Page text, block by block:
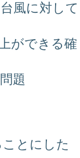
風に対して
ができる確
題
とにした